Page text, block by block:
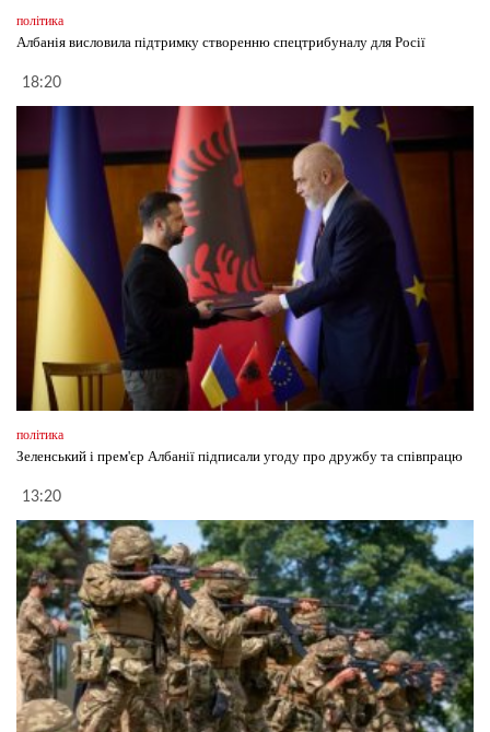
політика
Албанія висловила підтримку створенню спецтрибуналу для Росії
18:20
політика
Зеленський і прем'єр Албанії підписали угоду про дружбу та співпрацю
13:20